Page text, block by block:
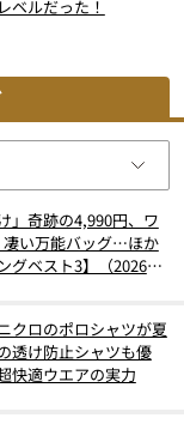
ベルだった！
」奇跡の4,990円、ワ
凄い万能バッグ…ほか
グベスト3】（2026年
クロのポロシャツが夏
透け防止シャツも優
快適ウエアの実力